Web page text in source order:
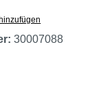
30007088